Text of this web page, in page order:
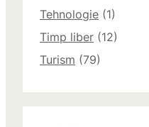
Tehnologie (1)
Timp liber (12)
Turism (79)